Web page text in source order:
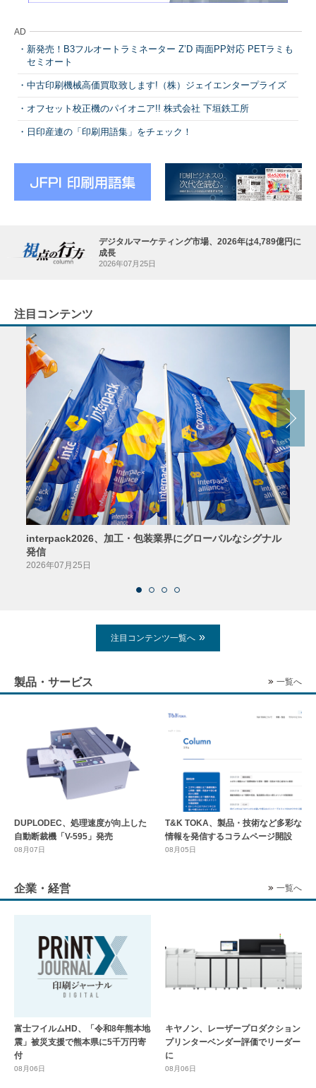
AD
新発売！B3フルオートラミネーター Z’D 両面PP対応 PETラミも
セミオート
中古印刷機械高価買取致します!（株）ジェイエンタープライズ
オフセット校正機のパイオニア!! 株式会社 下垣鉄工所
日印産連の「印刷用語集」をチェック！
デジタルマーケティング市場、2026年は4,789億円に
成長
2026年07月25日
注目コンテンツ
interpack2026、加工・包装業界にグローバルなシグナル
発信
2026年07月25日
注目コンテンツ一覧へ
製品・サービス 一覧へ
DUPLODEC、処理速度が向上した
自動断裁機「V-595」発売
08月07日
T&K TOKA、製品・技術など多彩な
情報を発信するコラムページ開設
08月05日
企業・経営 一覧へ
富士フイルムHD、「令和8年熊本地
震」被災支援で熊本県に5千万円寄
付
08月06日
キヤノン、レーザープロダクション
プリンターベンダー評価でリーダー
に
08月06日